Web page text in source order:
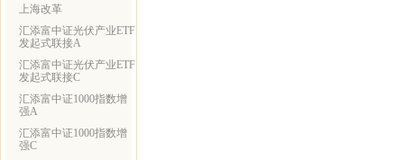
上海改革
汇添富中证光伏产业ETF
发起式联接A
汇添富中证光伏产业ETF
发起式联接C
汇添富中证1000指数增
强A
汇添富中证1000指数增
强C